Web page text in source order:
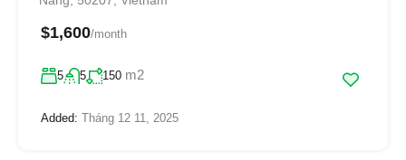
$1,600/month
5 5 150 m2
Added: Tháng 12 11, 2025